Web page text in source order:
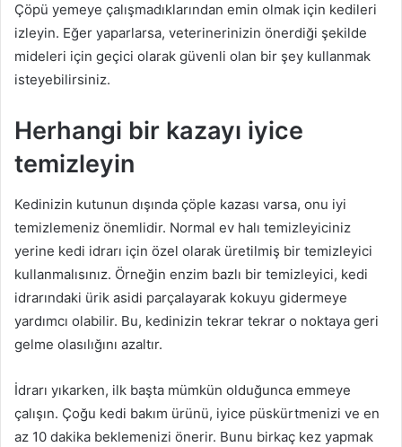
Çöpü yemeye çalışmadıklarından emin olmak için kedileri
izleyin. Eğer yaparlarsa, veterinerinizin önerdiği şekilde
mideleri için geçici olarak güvenli olan bir şey kullanmak
isteyebilirsiniz.
Herhangi bir kazayı iyice
temizleyin
Kedinizin kutunun dışında çöple kazası varsa, onu iyi
temizlemeniz önemlidir. Normal ev halı temizleyiciniz
yerine kedi idrarı için özel olarak üretilmiş bir temizleyici
kullanmalısınız. Örneğin enzim bazlı bir temizleyici, kedi
idrarındaki ürik asidi parçalayarak kokuyu gidermeye
yardımcı olabilir. Bu, kedinizin tekrar tekrar o noktaya geri
gelme olasılığını azaltır.
İdrarı yıkarken, ilk başta mümkün olduğunca emmeye
çalışın. Çoğu kedi bakım ürünü, iyice püskürtmenizi ve en
az 10 dakika beklemenizi önerir. Bunu birkaç kez yapmak